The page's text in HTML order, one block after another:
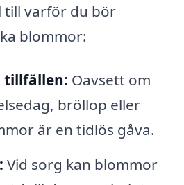
till varför du bör
blommor:
tillfällen: Oavsett om
bröllop eller
är en tidlös gåva.
Vid sorg kan blommor